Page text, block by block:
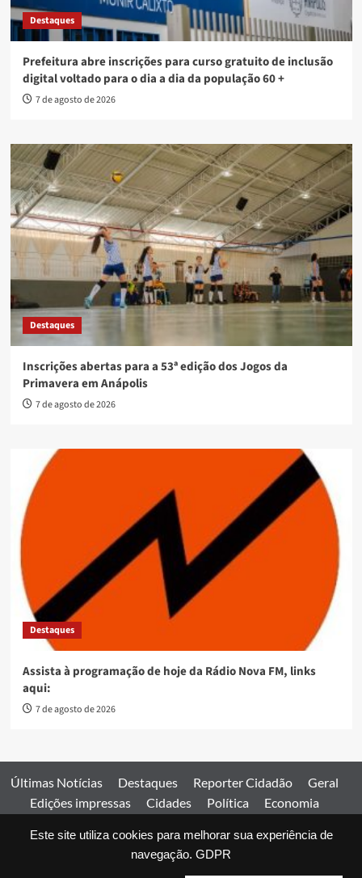
Este site utiliza cookies para melhorar sua experiência de
navegação. GDPR
Destaques
Prefeitura abre inscrições para curso gratuito de inclusão
digital voltado para o dia a dia da população 60 +
7 de agosto de 2026
Destaques
Inscrições abertas para a 53ª edição dos Jogos da
Primavera em Anápolis
7 de agosto de 2026
Destaques
Assista à programação de hoje da Rádio Nova FM, links
aqui:
7 de agosto de 2026
Últimas Notícias Destaques Reporter Cidadão
Geral
Edições impressas
Cidades Política
Economia
Comercial
Edições impressas Expediente Home